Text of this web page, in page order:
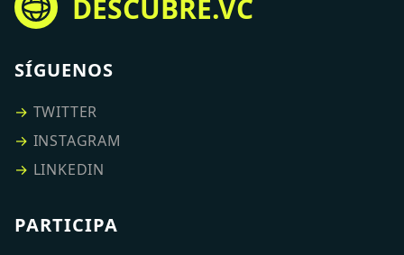
DESCUBRE.VC
SÍGUENOS
→ TWITTER
→ INSTAGRAM
→ LINKEDIN
PARTICIPA